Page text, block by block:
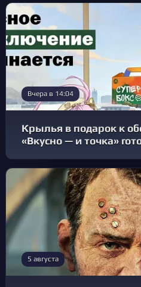
Вчера в 14:04
Крылья в подарок к
«Вкусно — и точка»
5 августа